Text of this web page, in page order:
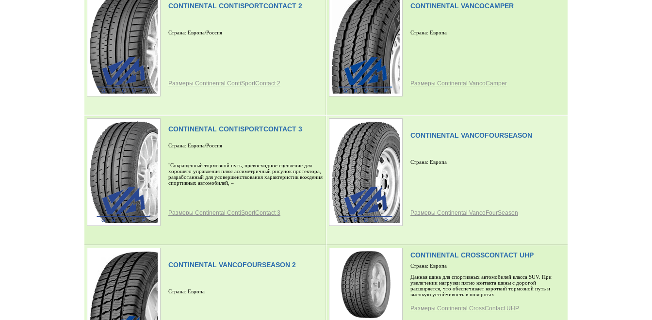
CONTINENTAL CONTISPORTCONTACT 2
Страна: Европа/Россия
Размеры Continental ContiSportContact 2
CONTINENTAL VANCOCAMPER
Страна: Европа
Размеры Continental VancoCamper
CONTINENTAL CONTISPORTCONTACT 3
Страна: Европа/Россия
"Сокращенный тормозной путь, превосходное сцепление для
хорошего управления плюс ассиметричный рисунок протектора,
разработанный для усовершенствования характеристик вождения
спортивных автомобилей, –
Размеры Continental ContiSportContact 3
CONTINENTAL VANCOFOURSEASON
Страна: Европа
Размеры Continental VancoFourSeason
CONTINENTAL VANCOFOURSEASON 2
Страна: Европа
CONTINENTAL CROSSCONTACT UHP
Страна: Европа
Данная шина для спортивных автомобилей класса SUV. При
увеличении нагрузки пятно контакта шины с дорогой
расширяется, что обеспечивает короткий тормозной путь и
высокую устойчивость в поворотах.
Размеры Continental CrossContact UHP